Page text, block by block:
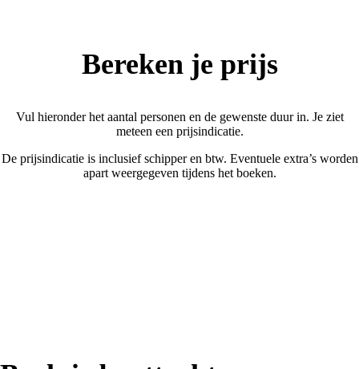
Bereken je prijs
Vul hieronder het aantal personen en de gewenste duur in. Je ziet
meteen een prijsindicatie.
De prijsindicatie is inclusief schipper en btw. Eventuele extra’s worden
apart weergegeven tijdens het boeken.